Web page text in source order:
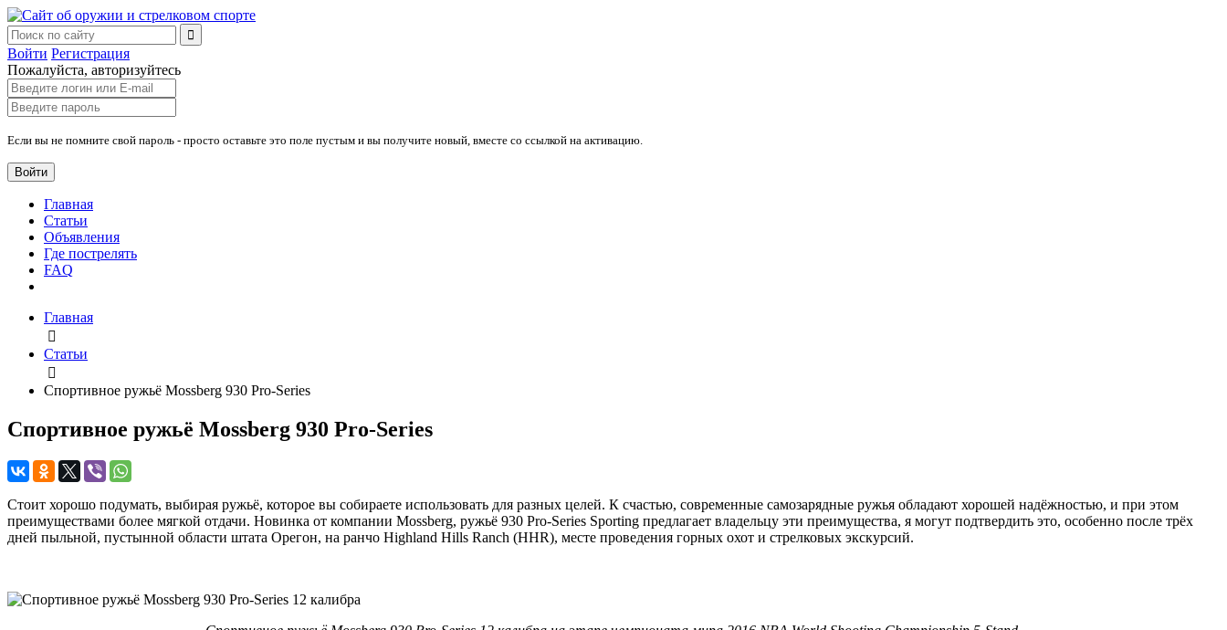
Войти Регистрация
Пожалуйста, авторизуйтесь
Если вы не помните свой пароль - просто оставьте это поле пустым и вы получите новый, вместе со ссылкой на активацию.
Войти
Главная
Статьи
Объявления
Где пострелять
FAQ
Главная
Статьи
Спортивное ружьё Mossberg 930 Pro-Series
Спортивное ружьё Mossberg 930 Pro-Series
Стоит хорошо подумать, выбирая ружьё, которое вы собираете использовать для разных целей. К счастью, современные самозарядные ружья обладают хорошей надёжностью, и при этом
преимуществами более мягкой отдачи. Новинка от компании Mossberg, ружьё 930 Pro-Series Sporting предлагает владельцу эти преимущества, я могут подтвердить это, особенно после трёх
дней пыльной, пустынной области штата Орегон, на ранчо Highland Hills Ranch (HHR), месте проведения горных охот и стрелковых экскурсий.